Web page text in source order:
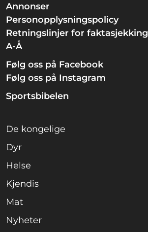
Annonser
Personopplysningspolicy
Retningslinjer for faktasjekking
A-Å
Følg oss på Facebook
Følg oss på Instagram
Sportsbibelen
De kongelige
Dyr
Helse
Kjendis
Mat
Nyheter